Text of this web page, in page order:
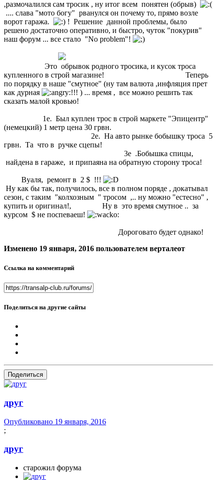
,размочалился сам тросик , ну итог всем понятен (обрыв)
.... слава "мото богу" рванулся он почему то, прямо возле
ворот гаража.
! Решение данной проблемы, было
решено достаточно оперативно, и быстро, чуток "покурив"
наш форум ... все стало "No problem"!
Это обрывок родного тросика, и кусок троса
купленного в строй магазине! Теперь
по порядку в наше "смутное" (ну там валюта ,инфляция прет
как дурная
!!! ) ... время , все можно решить так
сказать малой кровью!
1е. Был куплен трос в строй маркете "Эпицентр"
(немецкий) 1 метр цена 30 грвн.
2е. На авто рынке бобышку троса 5
грвн. Та что в ручке сцепы!
3е .Бобышка спицы,
найдена в гараже, и припаяна на обратную сторону троса!
Вуаля, ремонт в 2 $ !!!
Ну как бы так, получилось, все в полном поряде , докатывал
сезон, с таким "колхозным " тросом ,.. ну можно "естесно" ,
купить и оригинал!, Ну в это время смутное .. за
курсом $ не поспеваеш!
Дороговато будет однако!
Изменено 19 января, 2016 пользователем верталеот
Ссылка на комментарий
Поделиться на другие сайты
Поделиться
друг
Опубликовано 19 января, 2016
;
друг
старожил форума